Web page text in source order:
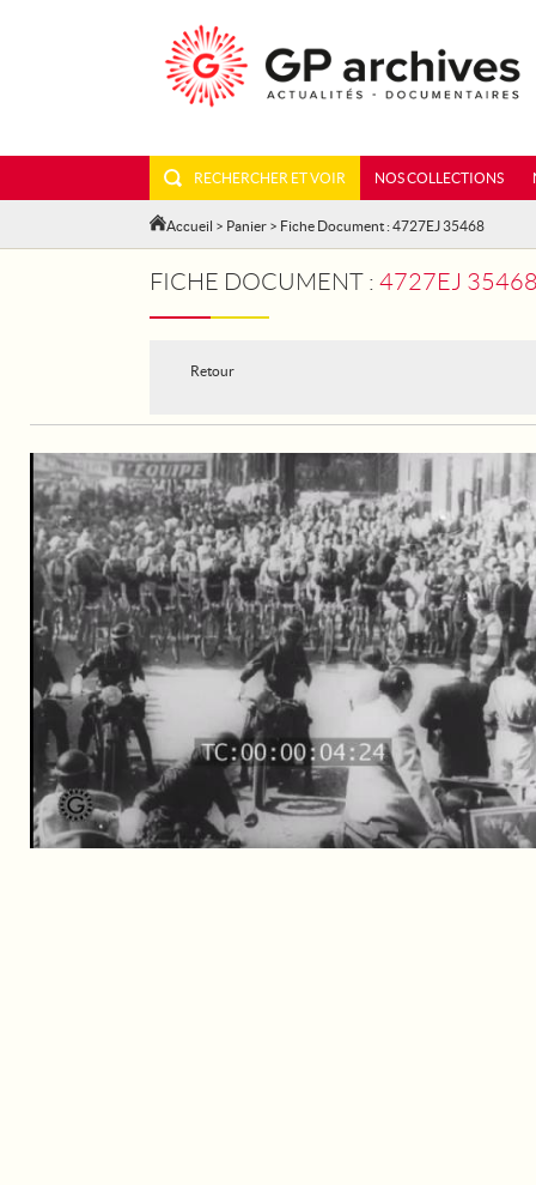
RECHERCHER ET VOIR NOS COLLECTIONS
Accueil > Panier > Fiche Document : 4727EJ 35468
FICHE DOCUMENT : 4727EJ 35468 -
Retour